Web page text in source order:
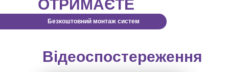
ОТРИМАЄТЕ
Безкоштовний монтаж систем
Відеоспостереження